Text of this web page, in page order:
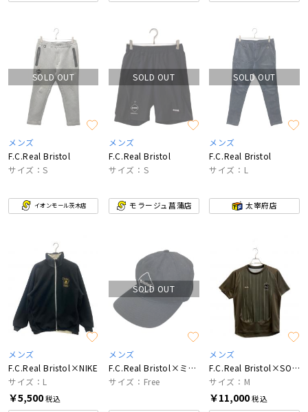
SOLD OUT
メンズ
F.C.Real Bristol
サイズ：S
イオンモール茨木店
SOLD OUT
メンズ
F.C.Real Bristol
サイズ：S
モラージュ菖蒲店
SOLD OUT
メンズ
F.C.Real Bristol
サイズ：L
太宰府店
メンズ
F.C.Real Bristol×NIKE
サイズ：L
￥5,500税込
SOLD OUT
メンズ
F.C.Real Bristol×ミニオン
サイズ：Free
メンズ
F.C.Real Bristol×SOPH.
サイズ：М
￥11,000税込